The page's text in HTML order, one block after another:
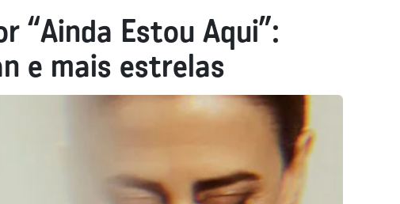
“Ainda Estou Aqui”:
e mais estrelas